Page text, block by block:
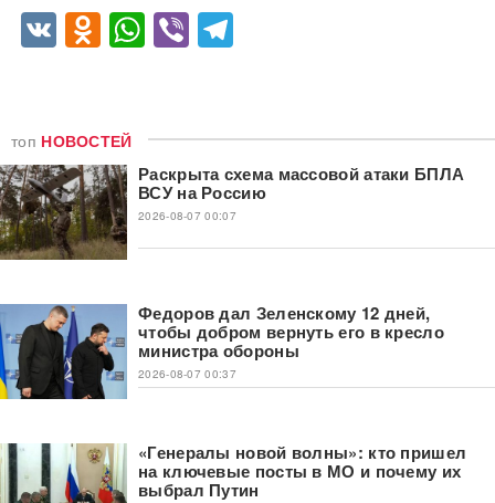
VKOdnoklassniki
WhatsApp
Viber
топ НОВОСТЕЙ
Раскрыта схема массовой атаки БПЛА
ВСУ на Россию
2026-08-07 00:07
Федоров дал Зеленскому 12 дней,
чтобы добром вернуть его в кресло
министра обороны
2026-08-07 00:37
«Генералы новой волны»: кто пришел
на ключевые посты в МО и почему их
выбрал Путин